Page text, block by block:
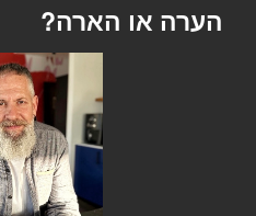
הערה או הארה?